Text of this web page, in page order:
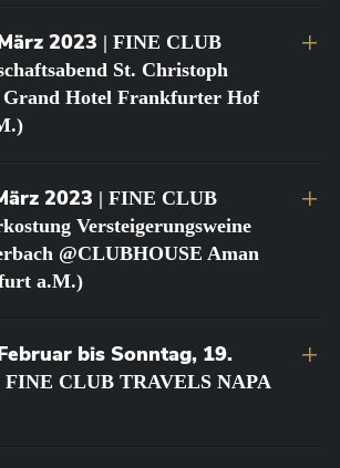
2023 | FINE CLUB
St. Christoph
Grand Hotel Frankfurter Hof
2023 | FINE CLUB
Versteigerungsweine
@CLUBHOUSE Aman
a.M.)
bis Sonntag, 19.
FINE CLUB TRAVELS NAPA